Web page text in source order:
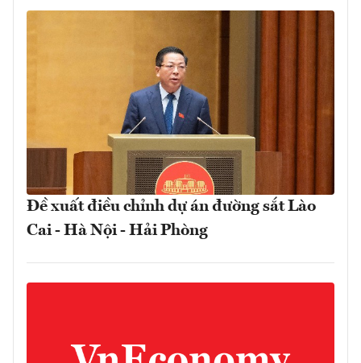
Đề xuất điều chỉnh dự án đường sắt Lào
Cai - Hà Nội - Hải Phòng